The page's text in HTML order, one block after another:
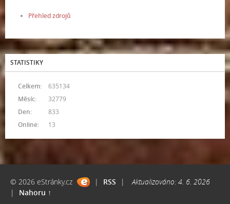
Přehled zdrojů
STATISTIKY
Online: 13
Celkem:
635134
Měsíc:
32779
Den:
833
© 2026 eStránky.cz | RSS |
Aktualizováno: 4. 6. 2026
|
Nahoru ↑